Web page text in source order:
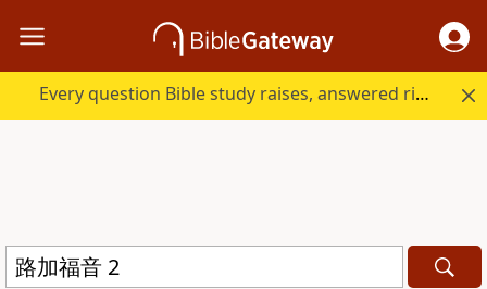
Every question Bible study raises, answered right here.